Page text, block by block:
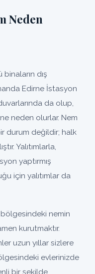
Neden
dış
Edirne İstasyon
da olup,
neden olurlar. Nem
durum değildir; halk
Yalıtımlarla,
yaptırmış
için yalıtımlar da
nemin
kurutmaktır.
uzun yıllar sizlere
evlerinizde
bir şekilde